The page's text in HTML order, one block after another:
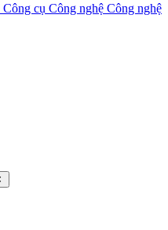
Công cụ Công nghệ Công nghệ